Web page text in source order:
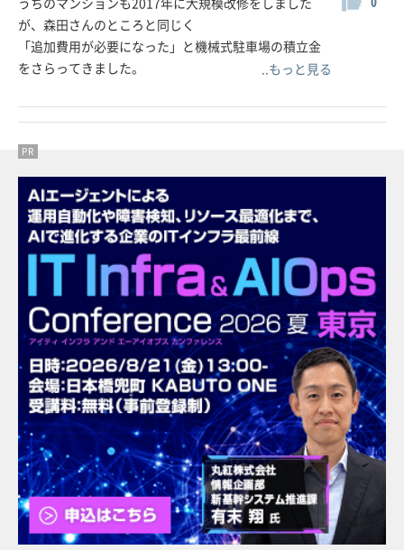
が、森田さんのところと同じく
「追加費用が必要になった」と機械式駐車場の積立金
をさらってきました。
に。
..もっと見る
PR
PR
PR